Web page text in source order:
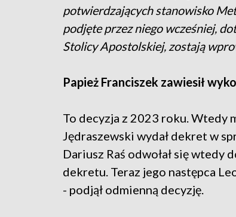
potwierdzających stanowisko
podjęte przez niego wcześniej,
Stolicy Apostolskiej, zostają
Papież Franciszek zawiesił
To decyzja z 2023 roku.
Jędraszewski wydał dekret w
Dariusz Raś odwołał się wtedy
dekretu. Teraz jego następca
- podjął odmienną decyzję.